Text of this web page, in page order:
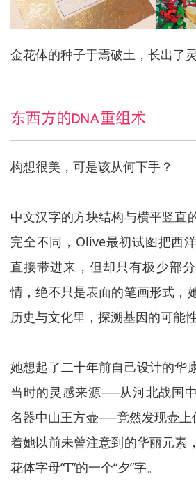
金花体的种子于焉破土，长出了灵
东西方的DNA重组术
构想很美，可是该从何下手？
中文汉字的方块结构与横平竖直
完全不同，Olive最初试图把西
直接带进来，但却只有极少部
情，绝不只是表面的笔画形式，
历史与文化里，探溯基因的可能性
她想起了二十年前自己设计的华
当时的灵感来源──从河北战国
名器中山王方壶──竟然发现壶上
着她以前未曾注意到的华丽元素
花体字母“T”的一个“夕”字。